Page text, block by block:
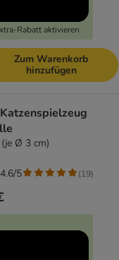
Rabatt aktivieren
Zum Warenkorb
hinzufügen
Ø 3 cm)
5 (19)